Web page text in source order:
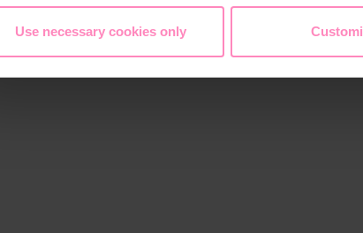
Use necessary cookies only